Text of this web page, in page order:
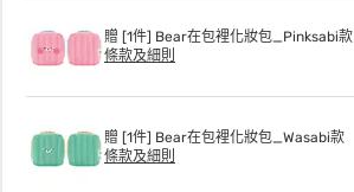
贈 [1件] Bear在包裡化妝包_Pinksabi款
條款及細則
贈 [1件] Bear在包裡化妝包_Wasabi款
條款及細則